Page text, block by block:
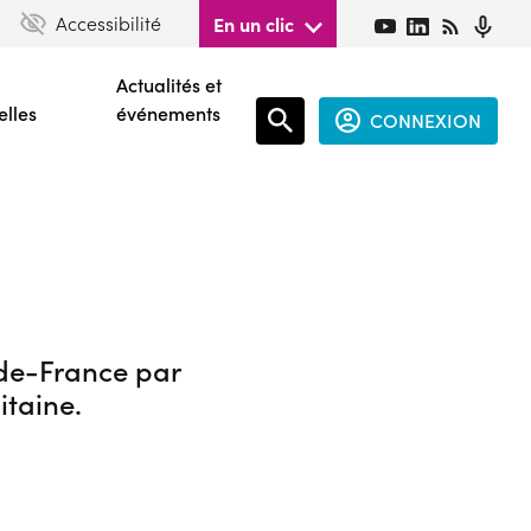
Accessibilité En un clic
Actualités et
événements
CONNEXION
France par